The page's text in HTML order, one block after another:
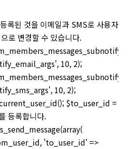
록된 것을 이메일과 SMS로 사용자
로 변경할 수 있습니다.
10, 2);
10, 2);
$to_user_id =
등록합니다.
'to_user_id' =>